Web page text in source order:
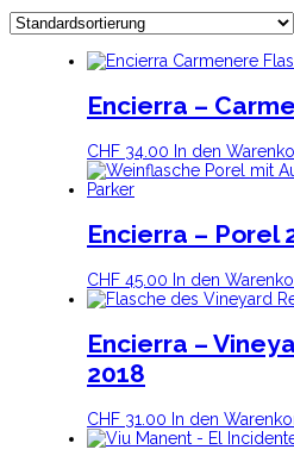
Encierra –
CHF 34.00 In den
Encierra – Porel
CHF 45.00 In den
Encierra –
2018
CHF 31.00 In den